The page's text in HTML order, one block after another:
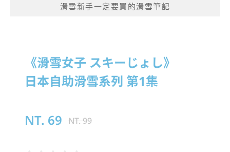
滑雪新手一定要買的滑雪筆記